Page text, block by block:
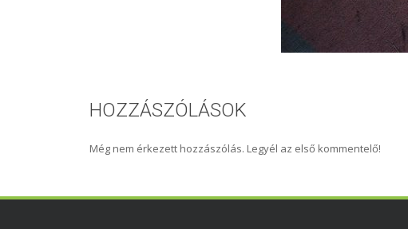
HOZZÁSZÓLÁSOK
Még nem érkezett hozzászólás. Legyél az első kommentelő!